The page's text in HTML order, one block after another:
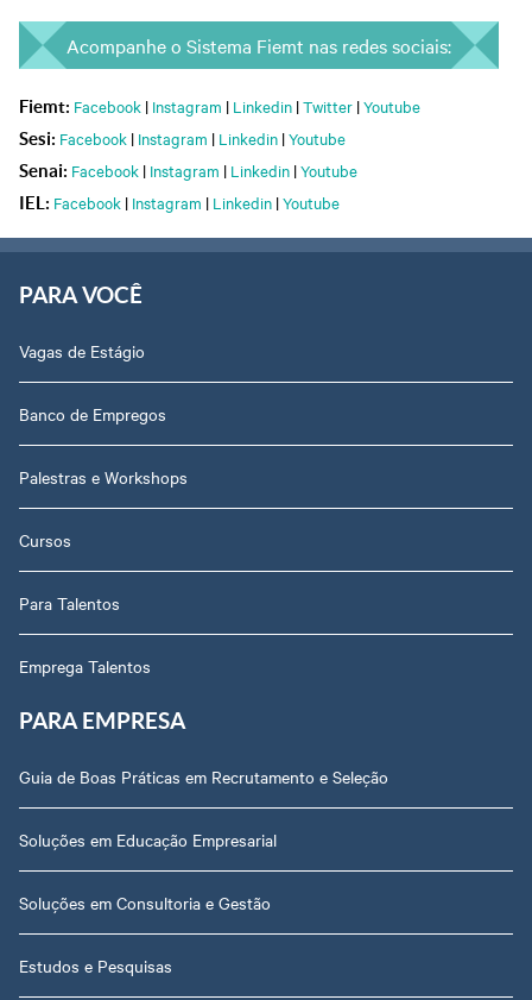
Acompanhe o Sistema Fiemt nas redes sociais:
Fiemt: Facebook | Instagram | Linkedin |Twitter |Youtube
Sesi: Facebook | Instagram | Linkedin |Youtube
Senai: Facebook | Instagram | Linkedin |Youtube
IEL: Facebook | Instagram | Linkedin |Youtube
PARA VOCÊ
Vagas de Estágio
Banco de Empregos
Palestras e Workshops
Cursos
Para Talentos
Emprega Talentos
PARA EMPRESA
Guia de Boas Práticas em Recrutamento e Seleção
Soluções em Educação Empresarial
Soluções em Consultoria e Gestão
Estudos e Pesquisas